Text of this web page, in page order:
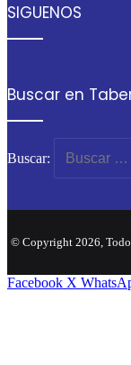
SIGUENOS
Buscar en
Buscar:
© Copyright 2026,
Facebook X